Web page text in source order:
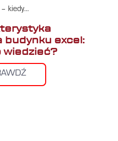
kiedy…
excel:
wiedzieć?